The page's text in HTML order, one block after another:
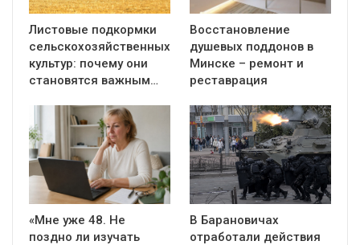
Листовые подкормки
сельскохозяйственных
культур: почему они
становятся важным…
Восстановление
душевых поддонов в
Минске – ремонт и
реставрация
«Мне уже 48. Не
поздно ли изучать
В Барановичах
отработали действия